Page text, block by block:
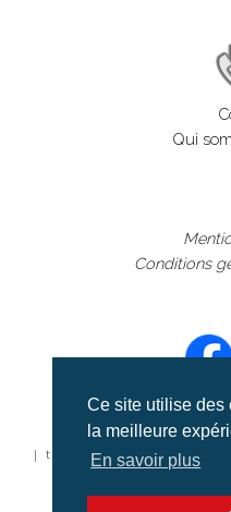
Ce site utilise des
la meilleure
En savoir plus
Qui
Conditions
©aerialcollection
| tous droits réservés |
aériennes et